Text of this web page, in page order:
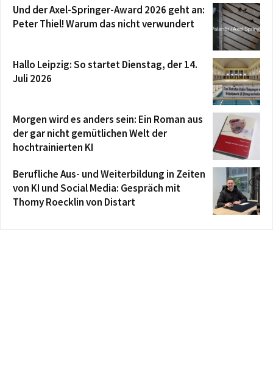
Und der Axel-Springer-Award 2026 geht an:
Peter Thiel! Warum das nicht verwundert
Hallo Leipzig: So startet Dienstag, der 14.
Juli 2026
Morgen wird es anders sein: Ein Roman aus
der gar nicht gemütlichen Welt der
hochtrainierten KI
Berufliche Aus- und Weiterbildung in Zeiten
von KI und Social Media: Gespräch mit
Thomy Roecklin von Distart